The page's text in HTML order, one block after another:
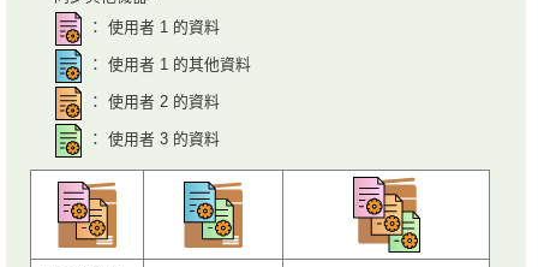
： 使用者 1 的資料
： 使用者 1 的其他資料
： 使用者 2 的資料
： 使用者 3 的資料